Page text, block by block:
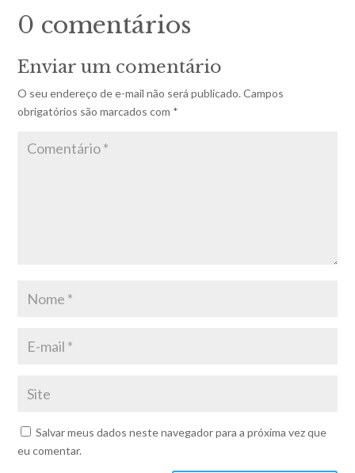
0 comentários
Enviar um comentário
O seu endereço de e-mail não será publicado. Campos
obrigatórios são marcados com *
Salvar meus dados neste navegador para a próxima vez que
eu comentar.